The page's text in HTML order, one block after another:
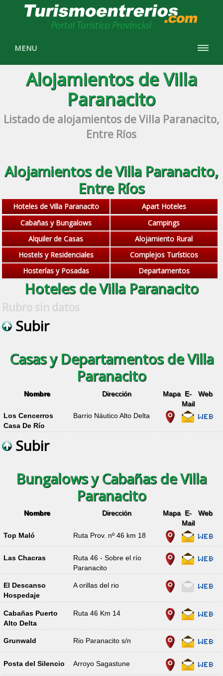
MENU
Alojamientos de Villa
Paranacito
Listado de alojamientos de Villa Paranacito,
Entre Ríos
Alojamientos de Villa Paranacito,
Entre Ríos
Hoteles de Villa Paranacito
Apart Hoteles
Cabañas y Bungalows
Campings
Alquiler de Casas
Alojamiento Rural
Hostels y Residenciales
Complejos Turísticos
Hosterías y Posadas
Departamentos
Hoteles de Villa Paranacito
Rubro sin datos
Subir
Casas y Departamentos de Villa
Paranacito
Nombre Dirección Mapa E-
Mail
Web
Los Cencerros
Casa De Río
Barrio Náutico Alto Delta
Subir
Bungalows y Cabañas de Villa
Paranacito
Nombre Dirección Mapa E-
Mail
Web
Top Maló Ruta Prov. nº 46 km 18
Las Chacras
Ruta 46 - Sobre el río
Paranacito
El Descanso
Hospedaje
A orillas del rio
Cabañas Puerto
Alto Delta
Ruta 46 Km 14
Grunwald Rio Paranacito s/n
Posta del Silencio Arroyo Sagastune